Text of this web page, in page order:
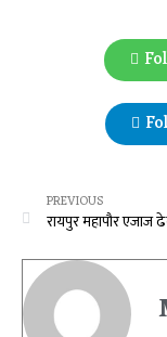
PREVIOUS